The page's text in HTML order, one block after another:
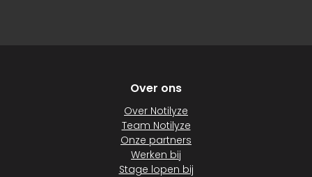
Over ons
Over Notilyze
Team Notilyze
Onze partners
Werken bij
Stage lopen bij